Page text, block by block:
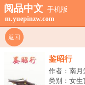
阅品中文 手机版
m.yuepinzw.com
返回
鉴昭行
作者：南月
类别：女生